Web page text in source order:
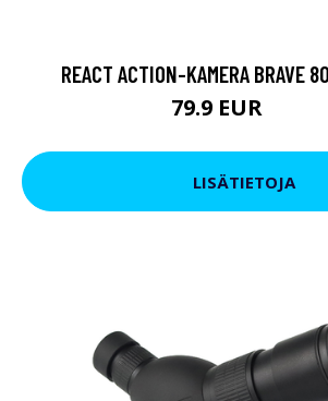
REACT ACTION-KAMERA BRAVE
79.9 EUR
LISÄTIETOJA